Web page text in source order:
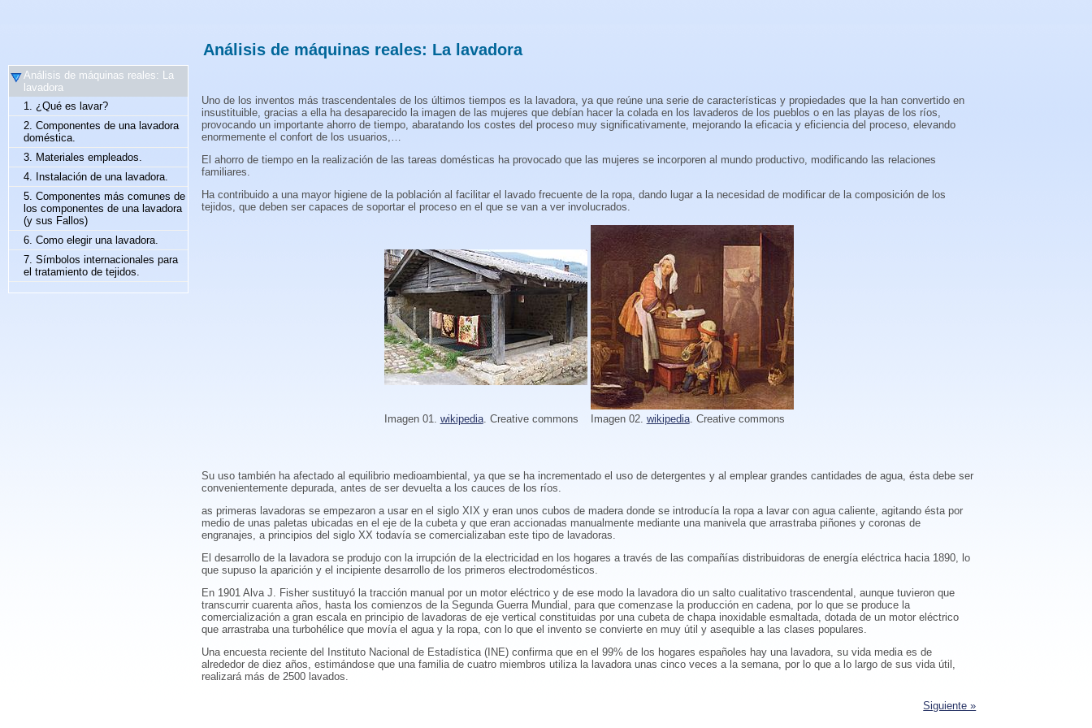
Análisis de máquinas reales: La
lavadora
1. ¿Qué es lavar?
2. Componentes de una lavadora
doméstica.
3. Materiales empleados.
4. Instalación de una lavadora.
5. Componentes más comunes de
los componentes de una lavadora
(y sus Fallos)
6. Como elegir una lavadora.
7. Símbolos internacionales para
el tratamiento de tejidos.
Análisis de máquinas reales: La lavadora
Uno de los inventos más trascendentales de los últimos tiempos es la lavadora, ya que reúne una serie de características y propiedades que la han convertido en
insustituible, gracias a ella ha desaparecido la imagen de las mujeres que debían hacer la colada en los lavaderos de los pueblos o en las playas de los ríos,
provocando un importante ahorro de tiempo, abaratando los costes del proceso muy significativamente, mejorando la eficacia y eficiencia del proceso, elevando
enormemente el confort de los usuarios,…
El ahorro de tiempo en la realización de las tareas domésticas ha provocado que las mujeres se incorporen al mundo productivo, modificando las relaciones
familiares.
Ha contribuido a una mayor higiene de la población al facilitar el lavado frecuente de la ropa, dando lugar a la necesidad de modificar de la composición de los
tejidos, que deben ser capaces de soportar el proceso en el que se van a ver involucrados.
Imagen 01. wikipedia. Creative commons Imagen 02. wikipedia. Creative commons
Su uso también ha afectado al equilibrio medioambiental, ya que se ha incrementado el uso de detergentes y al emplear grandes cantidades de agua, ésta debe ser
convenientemente depurada, antes de ser devuelta a los cauces de los ríos.
as primeras lavadoras se empezaron a usar en el siglo XIX y eran unos cubos de madera donde se introducía la ropa a lavar con agua caliente, agitando ésta por
medio de unas paletas ubicadas en el eje de la cubeta y que eran accionadas manualmente mediante una manivela que arrastraba piñones y coronas de
engranajes, a principios del siglo XX todavía se comercializaban este tipo de lavadoras.
El desarrollo de la lavadora se produjo con la irrupción de la electricidad en los hogares a través de las compañías distribuidoras de energía eléctrica hacia 1890, lo
que supuso la aparición y el incipiente desarrollo de los primeros electrodomésticos.
En 1901 Alva J. Fisher sustituyó la tracción manual por un motor eléctrico y de ese modo la lavadora dio un salto cualitativo trascendental, aunque tuvieron que
transcurrir cuarenta años, hasta los comienzos de la Segunda Guerra Mundial, para que comenzase la producción en cadena, por lo que se produce la
comercialización a gran escala en principio de lavadoras de eje vertical constituidas por una cubeta de chapa inoxidable esmaltada, dotada de un motor eléctrico
que arrastraba una turbohélice que movía el agua y la ropa, con lo que el invento se convierte en muy útil y asequible a las clases populares.
Una encuesta reciente del Instituto Nacional de Estadística (INE) confirma que en el 99% de los hogares españoles hay una lavadora, su vida media es de
alrededor de diez años, estimándose que una familia de cuatro miembros utiliza la lavadora unas cinco veces a la semana, por lo que a lo largo de sus vida útil,
realizará más de 2500 lavados.
Siguiente »